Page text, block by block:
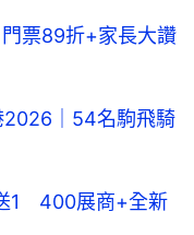
票89折+家長大讚
2026｜54名駒飛騎
1 400展商+全新